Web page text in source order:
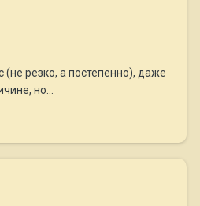
(не резко, а постепенно), даже
но...